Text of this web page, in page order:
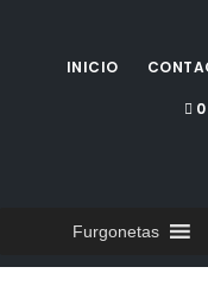
INICIO
Furgonetas